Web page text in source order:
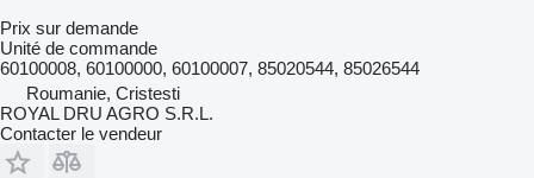
Prix sur demande
Unité de commande
60100008, 60100000, 60100007, 85020544, 85026544
Roumanie, Cristesti
ROYAL DRU AGRO S.R.L.
Contacter le vendeur